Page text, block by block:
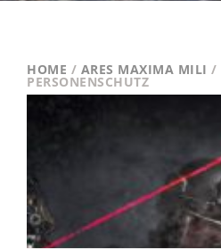
HOME / ARES MAXIMA MILI /
PERSONENSCHUTZ